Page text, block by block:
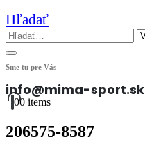
Hľadať
Sme tu pre Vás
info@mima-sport.sk
00 items
206575-8587